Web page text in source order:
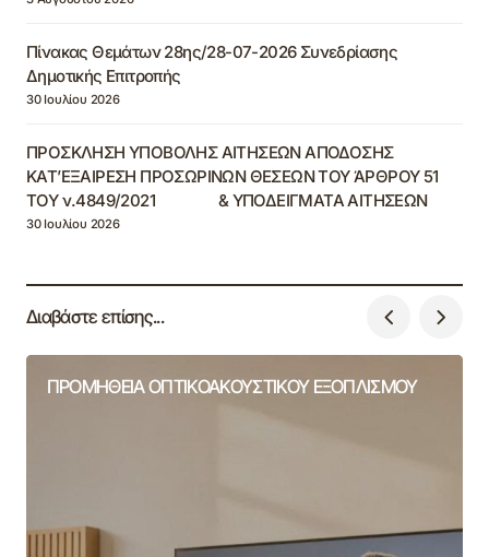
Πίνακας Θεμάτων 28ης/28-07-2026 Συνεδρίασης
Δημοτικής Επιτροπής
30 Ιουλίου 2026
ΠΡΟΣΚΛΗΣΗ ΥΠΟΒΟΛΗΣ ΑΙΤΗΣΕΩΝ ΑΠΟΔΟΣΗΣ
ΚΑΤ’ΕΞΑΙΡΕΣΗ ΠΡΟΣΩΡΙΝΩΝ ΘΕΣΕΩΝ ΤΟΥ ΆΡΘΡΟΥ 51
ΤΟΥ ν.4849/2021 & ΥΠΟΔΕΙΓΜΑΤΑ ΑΙΤΗΣΕΩΝ
30 Ιουλίου 2026
Διαβάστε επίσης...
ΠΡΟΜΗΘΕΙΑ ΟΠΤΙΚΟΑΚΟΥΣΤΙΚΟΥ ΕΞΟΠΛΙΣΜΟΥ